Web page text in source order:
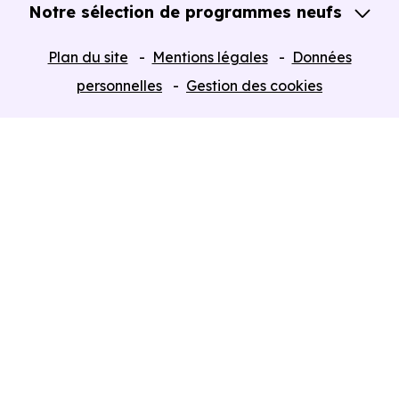
Notre sélection de programmes neufs
Plan du site Mentions légales
Données
personnelles
Gestion des cookies